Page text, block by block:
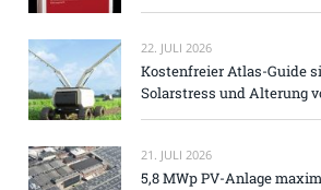
22. JULI 2026
Kostenfreier Atlas-Guide
Solarstress und Alterung
21. JULI 2026
5,8 MWp PV-Anlage